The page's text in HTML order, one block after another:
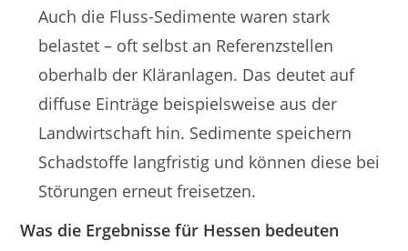
Auch die Fluss-Sedimente waren stark
belastet – oft selbst an Referenzstellen
oberhalb der Kläranlagen. Das deutet auf
diffuse Einträge beispielsweise aus der
Landwirtschaft hin. Sedimente speichern
Schadstoffe langfristig und können diese bei
Störungen erneut freisetzen.
Was die Ergebnisse für Hessen bedeuten